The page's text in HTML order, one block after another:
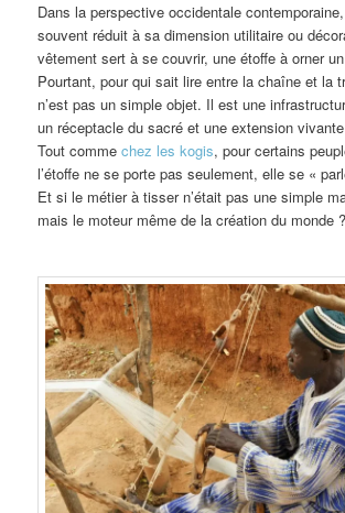
Dans la perspective occidentale
souvent réduit à sa dimension utilitaire ou
vêtement sert à se couvrir, une étoffe à orner
Pourtant, pour qui sait lire entre la chaîne et la
n’est pas un simple objet. Il est une
un réceptacle du sacré et une extension
Tout commechez les kogis, pour certains
l’étoffe ne se porte pas seulement, elle se «
Et si le métier à tisser n’était pas une simple
mais le moteur même de la création du monde ?